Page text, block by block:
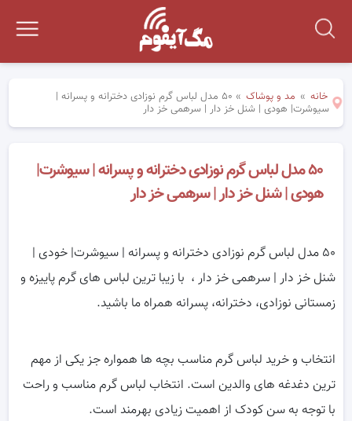
خانه » مد و پوشاک »
۵۰ مدل لباس گرم نوزادی دخترانه و پسرانه |
سیوشرت| هودی | شنل خز دار | سرهمی خز دار
۵۰ مدل لباس گرم نوزادی دخترانه و پسرانه | سیوشرت|
هودی | شنل خز دار | سرهمی خز دار
۵۰ مدل لباس گرم نوزادی دخترانه و پسرانه | سیوشرت| خودی |
شنل خز دار | سرهمی خز دار ، با زیبا ترین لباس های گرم پاییزه و
زمستانی نوزادی، دخترانه، پسرانه همراه ما باشید.
انتخاب و خرید لباس گرم مناسب بچه ها همواره جز یکی از مهم
ترین دغدغه های والدین است. انتخاب لباس گرم مناسب و راحت
با توجه به سن کودک از اهمیت زیادی بهرمند است.